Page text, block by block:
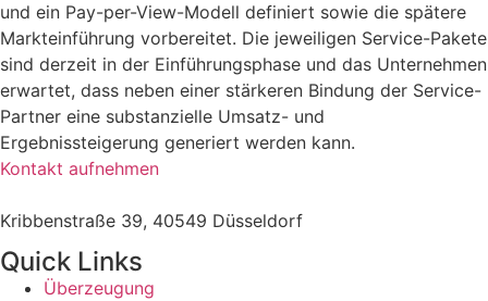
und ein Pay-per-View-Modell definiert sowie die spätere
Markteinführung vorbereitet. Die jeweiligen Service-Pakete
sind derzeit in der Einführungsphase und das Unternehmen
erwartet, dass neben einer stärkeren Bindung der Service-
Partner eine substanzielle Umsatz- und
Ergebnissteigerung generiert werden kann.
Kontakt aufnehmen
Kribbenstraße 39, 40549 Düsseldorf
Quick Links
Überzeugung